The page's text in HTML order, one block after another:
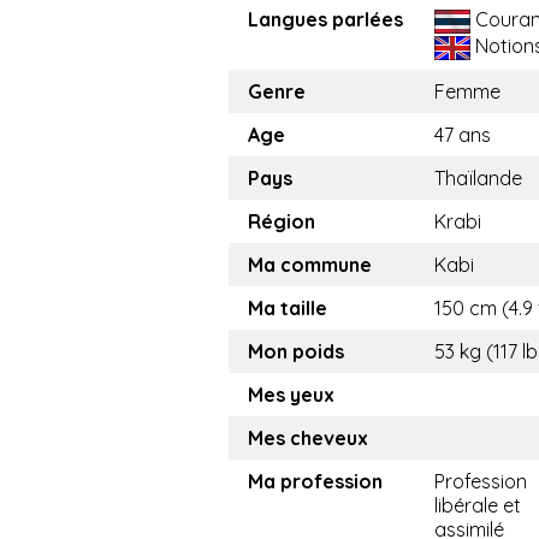
Langues parlées
Genre
Femme
Age
47 ans
Pays
Thaïlande
Région
Krabi
Ma commune
Kabi
Ma taille
150 cm
Mon poids
53 kg (117
Mes yeux
Mes cheveux
Ma profession
Profession
libérale et
assimilé